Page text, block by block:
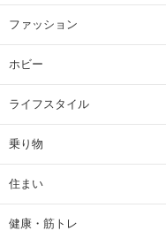
ファッション
ホビー
ライフスタイル
乗り物
住まい
健康・筋トレ